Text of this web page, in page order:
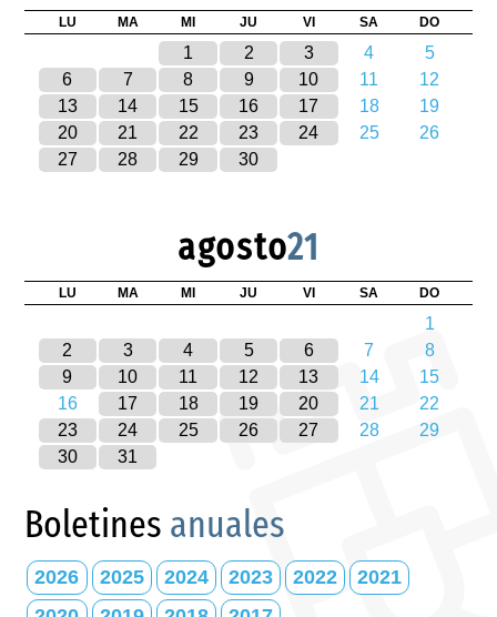
LU MA MI JU VI SA DO
1 2 3 4
5
6
7 8 9 10 11
12
13
14 15 16 17 18
19
20
21 22 23 24 25
26
27
28 29 30
agosto21
LU MA MI JU VI SA DO
1
2
3 4 5 6 7
8
9
10 11 12 13 14
15
16
17 18 19 20 21
22
23
24 25 26 27 28
29
30
31
Boletines anuales
2026 2025 2024 2023 2022
2021